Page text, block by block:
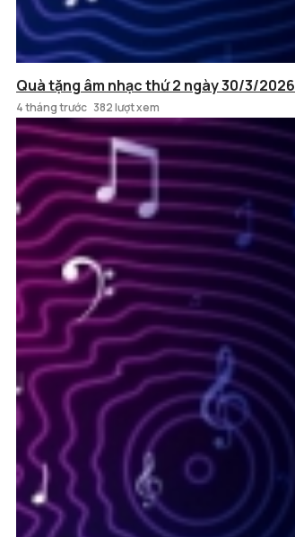
Quà tặng âm nhạc thứ 2 ngày 30/3/2026
4 tháng trước 382 lượt xem